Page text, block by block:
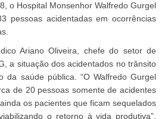
o Hospital Monsenhor Walfredo Gurgel
pessoas acidentadas em ocorrências
Ariano Oliveira, chefe do setor de
a situação dos acidentados no trânsito
da saúde pública. “O Walfredo Gurgel
de 20 pessoas somente de acidentes
os pacientes que ficam sequelados
o retorno à vida produtiva”,